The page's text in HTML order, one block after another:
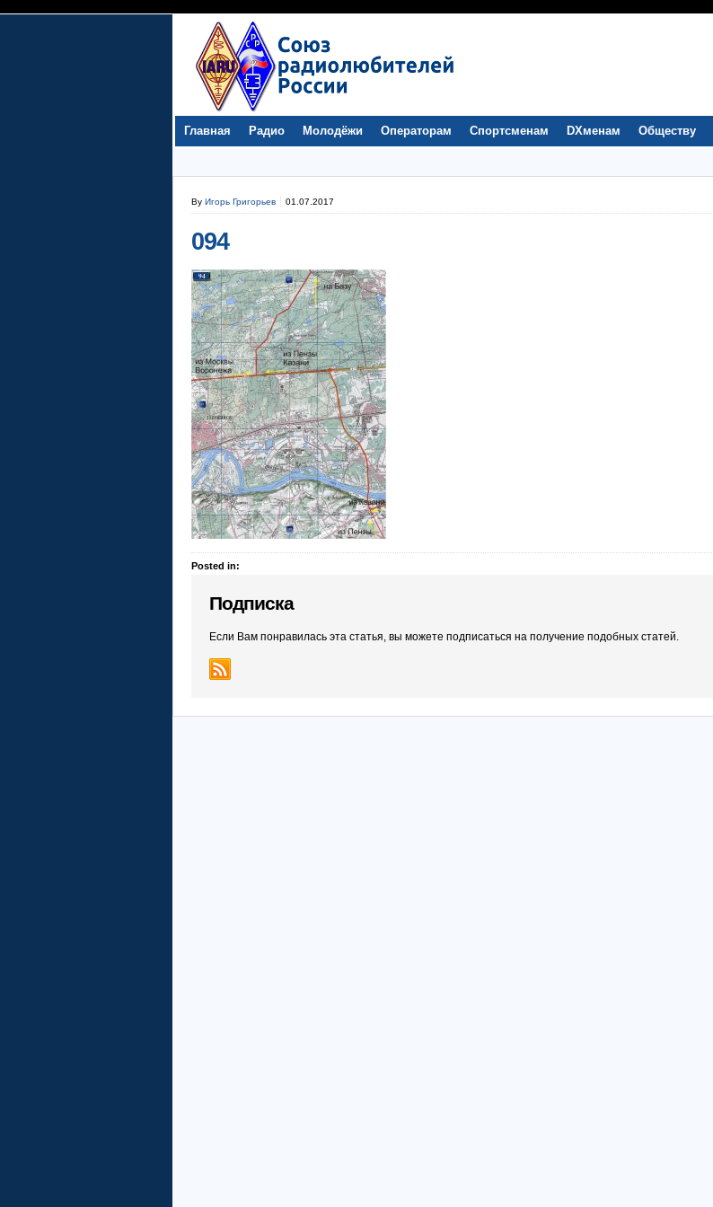
Главная Радио Молодёжи Операторам Спортсменам DXменам Обществу
By Игорь Григорьев 01.07.2017
094
Posted in:
Подписка
Если Вам понравилась эта статья, вы можете подписаться на получение подобных статей.